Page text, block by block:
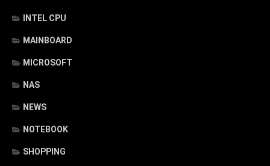
INTEL CPU
MAINBOARD
MICROSOFT
NAS
NEWS
NOTEBOOK
SHOPPING